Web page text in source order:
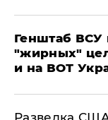
Генштаб ВСУ
"жирных"
и на ВОТ
Разведка